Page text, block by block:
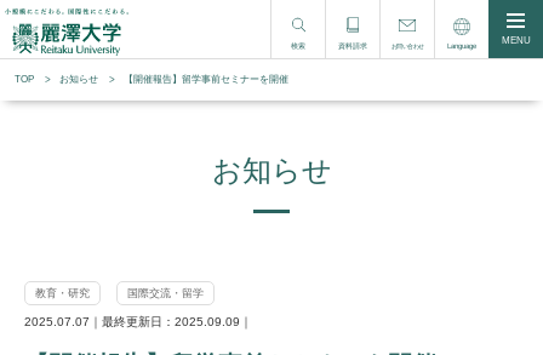
検索 資料請求 お問い合わせ Language MENU
TOP お知らせ 【開催報告】留学事前セミナーを開催
お知らせ
教育・研究 国際交流・留学
2025.07.07｜最終更新日：2025.09.09｜